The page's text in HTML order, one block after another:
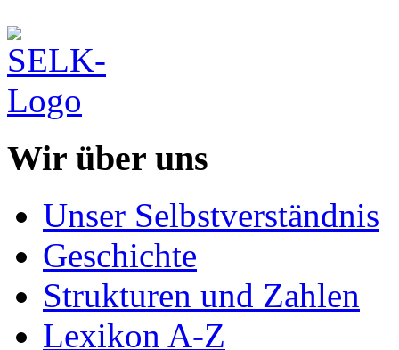
Wir über uns
Unser Selbstverständnis
Geschichte
Strukturen und Zahlen
Lexikon A-Z